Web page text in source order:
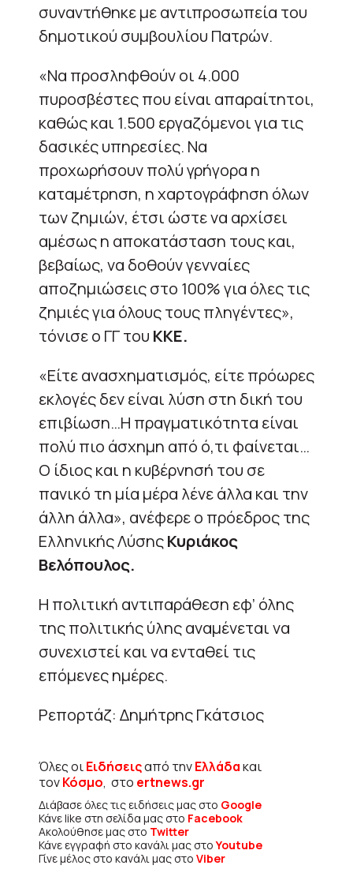
συναντήθηκε με αντιπροσωπεία του
δημοτικού συμβουλίου Πατρών.
«Να προσληφθούν οι 4.000
πυροσβέστες που είναι απαραίτητοι,
καθώς και 1.500 εργαζόμενοι για τις
δασικές υπηρεσίες. Να
προχωρήσουν πολύ γρήγορα η
καταμέτρηση, η χαρτογράφηση όλων
των ζημιών, έτσι ώστε να αρχίσει
αμέσως η αποκατάσταση τους και,
βεβαίως, να δοθούν γενναίες
αποζημιώσεις στο 100% για όλες τις
ζημιές για όλους τους πληγέντες»,
τόνισε ο ΓΓ του ΚΚΕ.
«Είτε ανασχηματισμός, είτε πρόωρες
εκλογές δεν είναι λύση στη δική του
επιβίωση…Η πραγματικότητα είναι
πολύ πιο άσχημη από ό,τι φαίνεται…
Ο ίδιος και η κυβέρνησή του σε
πανικό τη μία μέρα λένε άλλα και την
άλλη άλλα», ανέφερε ο πρόεδρος της
Ελληνικής ΛύσηςΚυριάκος
Βελόπουλος.
Η πολιτική αντιπαράθεση εφ’ όλης
της πολιτικής ύλης αναμένεται να
συνεχιστεί και να ενταθεί τις
επόμενες ημέρες.
Ρεπορτάζ: Δημήτρης Γκάτσιος
Όλες οιΕιδήσειςαπό τηνΕλλάδακαι
τονΚόσμο, στο ertnews.gr
Διάβασε όλες τις ειδήσεις μας στο Google
Κάνε like στη σελίδα μας στο Facebook
Ακολούθησε μας στο Twitter
Κάνε εγγραφή στο κανάλι μας στοYoutube
Γίνε μέλος στο κανάλι μας στο Viber